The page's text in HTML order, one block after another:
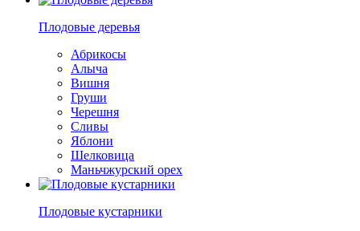
Плодовые деревья
Абрикосы
Алыча
Вишня
Груши
Черешня
Сливы
Яблони
Шелковица
Маньчжурский орех
Плодовые кустарники